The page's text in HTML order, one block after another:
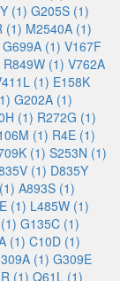
(1) G205S (1)
(1) M2540A (1)
G699A (1) V167F
R849W (1) V762A
(1) E158K
G202A (1)
(1) R272G (1)
(1) R4E (1)
(1) S253N (1)
(1) D835Y
A893S (1)
(1) L485W (1)
G135C (1)
(1) C10D (1)
(1) G309E
(1) Q61L (1)